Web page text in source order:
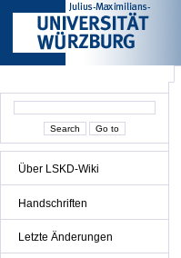
Über LSKD-Wiki
Handschriften
Letzte Änderungen